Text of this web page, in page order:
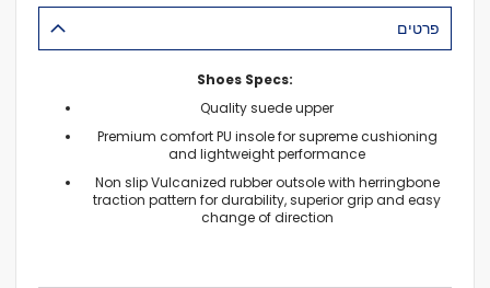
פרטים
Shoes Specs:
Quality suede upper
Premium comfort PU insole for supreme cushioning
and lightweight performance
Non slip Vulcanized rubber outsole with herringbone
traction pattern for durability, superior grip and easy
change of direction